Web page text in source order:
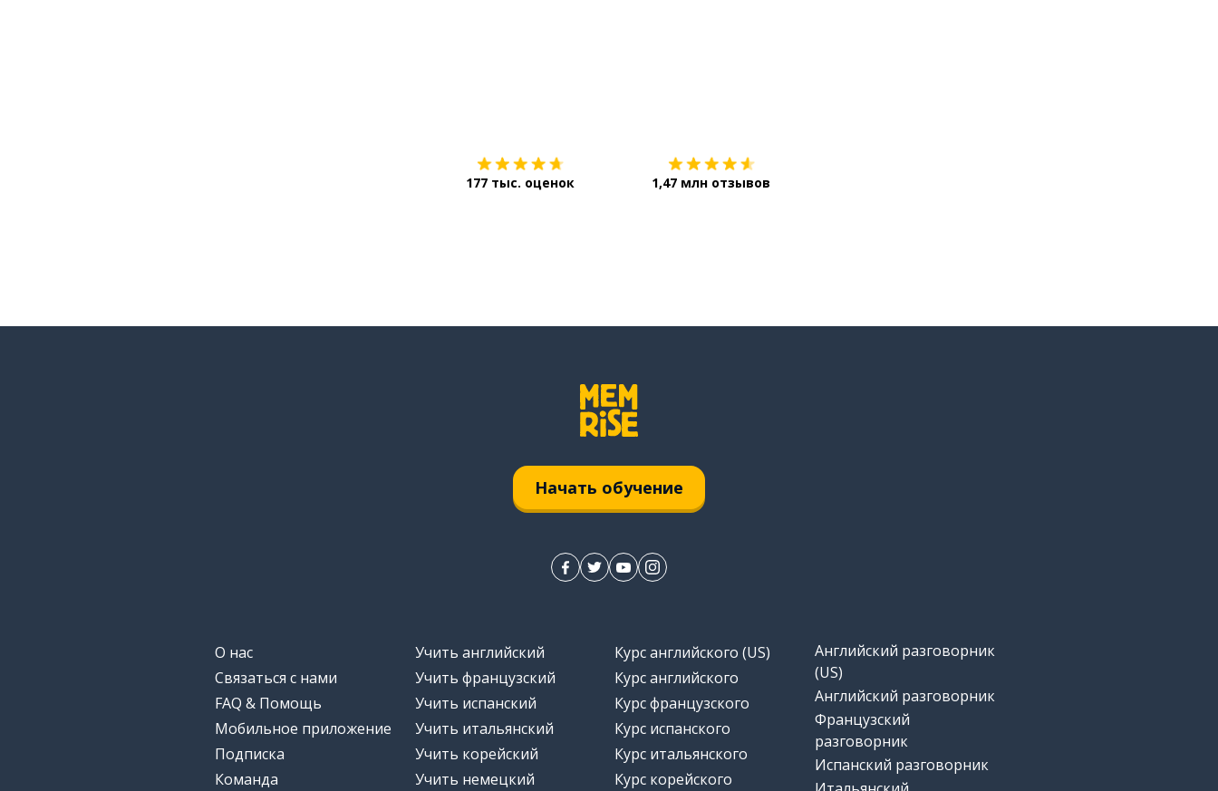
177 тыс. оценок 1,47 млн отзывов
Начать обучение
О нас
Связаться с нами
FAQ & Помощь
Мобильное приложение
Подписка
Команда
Учить английский
Учить французский
Учить испанский
Учить итальянский
Учить корейский
Учить немецкий
Курс английского (US)
Курс английского
Курс французского
Курс испанского
Курс итальянского
Курс корейского
Английский разговорник
(US)
Английский разговорник
Французский
разговорник
Испанский разговорник